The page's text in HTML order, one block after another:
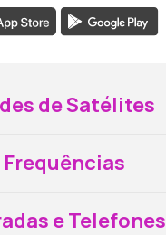
de Satélites
Frequências
e Telefones